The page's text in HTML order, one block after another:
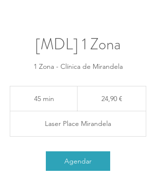
[MDL] 1 Zona
1 Zona - Clínica de Mirandela
45 min
i
n
24,90 €
Laser Place Mirandela
Agendar